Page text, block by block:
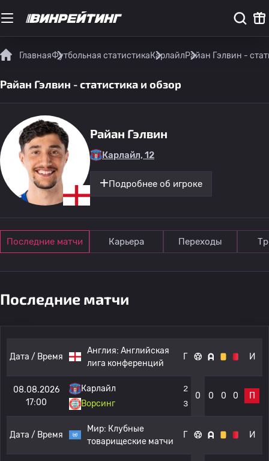
ГлавнаяФутбольная статистикаКарлайлРайан Гэлвин -
Райан Гэлвин - статистика и обзор
Райан Гэлвин
Карлайл, 12
Подробнее об игроке
Последние матчи Карьера Переходы
Последние матчи
Дата / Время
Англия: Английская
лига конференций
Г И
08.08.2026
17:00
Карлайл
Ворсинг
2
3
0 0 0 0 П
Дата / Время
Мир: Клубные
товарищеские матчи
Г И